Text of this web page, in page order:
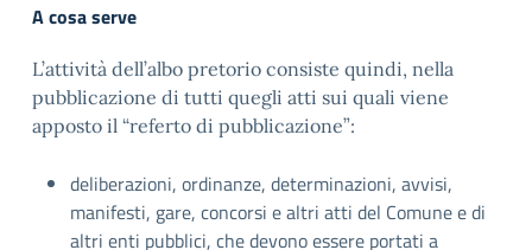
A cosa serve
L’attività dell’albo pretorio consiste quindi, nella
pubblicazione di tutti quegli atti sui quali viene
apposto il “referto di pubblicazione”:
deliberazioni, ordinanze, determinazioni, avvisi,
manifesti, gare, concorsi e altri atti del Comune e di
altri enti pubblici, che devono essere portati a